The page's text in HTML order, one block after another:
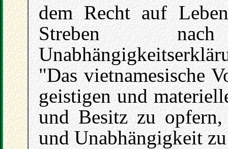
dem Recht auf
Streben
"Das vietnamesische
geistigen und
und Besitz zu
und Unabhängigkeit